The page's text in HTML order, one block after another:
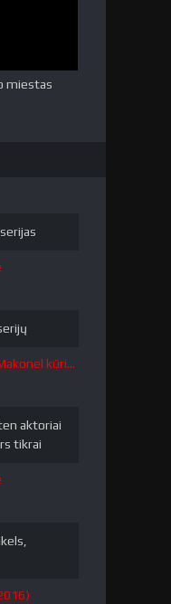
miestas
Įdomūs Kristinos Makonel kūriniai / The Curious Creations of Christine McConnell 1 sezonas
aktoriai
tikrai